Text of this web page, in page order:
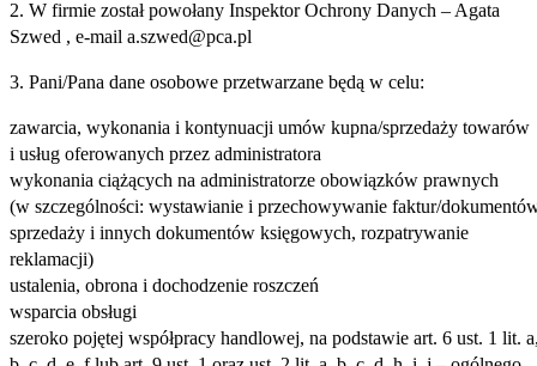
2. W firmie został powołany Inspektor Ochrony Danych – Agata
Szwed , e-mail a.szwed@pca.pl
3. Pani/Pana dane osobowe przetwarzane będą w celu:
zawarcia, wykonania i kontynuacji umów kupna/sprzedaży towarów
i usług oferowanych przez administratora
wykonania ciążących na administratorze obowiązków prawnych
(w szczególności: wystawianie i przechowywanie faktur/
sprzedaży i innych dokumentów księgowych, rozpatrywanie
reklamacji)
ustalenia, obrona i dochodzenie roszczeń
wsparcia obsługi
szeroko pojętej współpracy handlowej, na podstawie art. 6 ust. 1 lit.